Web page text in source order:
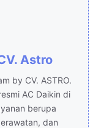
Astro
by CV. ASTRO.
AC Daikin di
berupa
dan